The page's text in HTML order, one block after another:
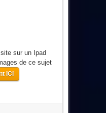
sur un Ipad
de ce sujet
ICI